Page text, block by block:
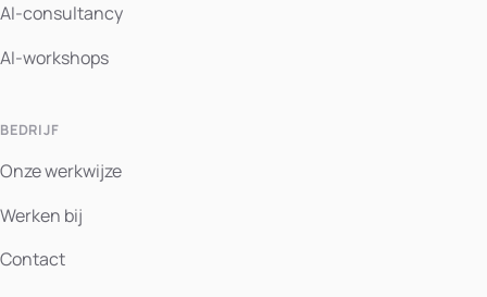
AI-consultancy
AI-workshops
BEDRIJF
Onze werkwijze
Werken bij
Contact